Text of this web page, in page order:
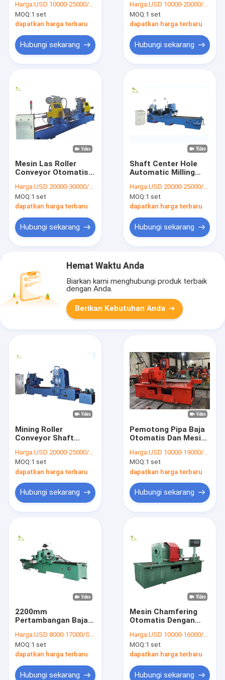
Penambangan
Batubara
Harga:USD 10000-25000/SET
MOQ:1 set
dapatkan harga terbaru
Hubungi sekarang
Otomatis Menekan
Harga:USD 10000-20000/SET
MOQ:1 set
dapatkan harga terbaru
Hubungi sekarang
Mesin Las Roller
Conveyor Otomatis
Berat
Harga:USD 20000-30000/SET
MOQ:1 set
dapatkan harga terbaru
Hubungi sekarang
Shaft Center Hole
Automatic Milling
Steel Roller
Conveyor
Harga:USD 20000-25000/SET
MOQ:1 set
dapatkan harga terbaru
Hubungi sekarang
Hemat Waktu Anda
Biarkan kami menghubungi produk terbaik
dengan Anda.
Berikan Kebutuhan Anda
Mining Roller
Conveyor Shaft
Mesin Penggilingan
Otomatis Diameter
20mm
Harga:USD 20000-25000/SET
MOQ:1 set
dapatkan harga terbaru
Hubungi sekarang
Pemotong Pipa Baja
Otomatis Dan Mesin
Belt Roller Conveyor
Harga:USD 10000-19000/SET
MOQ:1 set
dapatkan harga terbaru
Hubungi sekarang
2200mm
Pertambangan Baja
Mesin Bor 50Hz
Harga:USD 8000-17000/SET
MOQ:1 set
dapatkan harga terbaru
Hubungi sekarang
Mesin Chamfering
Otomatis Dengan
Conveyor 2200mm
Harga:USD 10000-16000/SET
MOQ:1 set
dapatkan harga terbaru
Hubungi sekarang